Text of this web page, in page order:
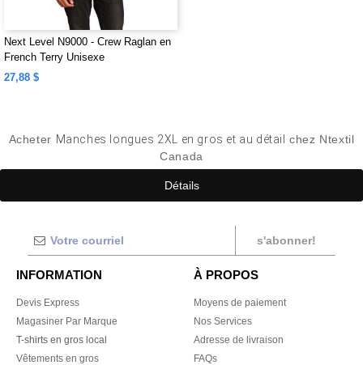
Next Level N9000 - Crew Raglan en
French Terry Unisexe
27,88 $
Acheter Manches longues 2XL en gros et au détail
chez Ntextil
Canada
Détails
s'abonner!
INFORMATION
Devis Express
Magasiner Par Marque
T-shirts en gros local
Vêtements en gros
À PROPOS
Moyens de paiement
Nos Services
Adresse de livraison
FAQs